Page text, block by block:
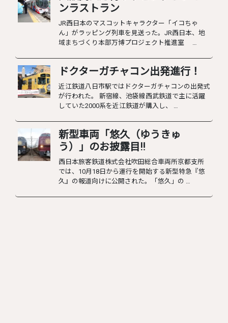
ンラストラン
JR西日本のマスコットキャラクター「イコちゃ
ん」がラッピング列車を見送った。JR西日本、地
域まちづくり本部万博プロジェクト推進室 …
ドクターガチャコン出発進行！
近江鉄道八日市駅ではドクターガチャコンの出発式
が行われた。 新宿線、池袋線西武鉄道で主に活躍
していた2000系を近江鉄道が購入し、 …
新型車両「悠久（ゆうきゅ
う）」のお披露目‼︎
西日本旅客鉄道株式会社吹田総合車両所京都支所
では、10月18日から運行を開始する新型特急『悠
久』の報道向けに公開された。「悠久」の …